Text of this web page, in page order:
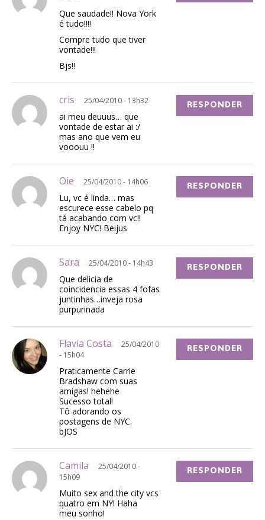
Que saudade!! Nova York
é tudo!!!!
Compre tudo que tiver
vontade!!!
Bjs!!
cris 25/04/2010 - 13h32
ai meu deuuus… que
vontade de estar ai :/
mas ano que vem eu
vooouu !!
RESPONDER
Oie 25/04/2010 - 14h06
Lu, vc é linda… mas
escurece esse cabelo pq
tá acabando com vc!!
Enjoy NYC! Beijus
RESPONDER
Sara 25/04/2010 - 14h43
Que delicia de
coincidencia essas 4 fofas
juntinhas…inveja rosa
purpurinada
RESPONDER
Flavia Costa
25/04/2010
- 15h04
Praticamente Carrie
Bradshaw com suas
amigas! hehehe
Sucesso total!
Tô adorando os
postagens de NYC.
bJOS
RESPONDER
Camila
25/04/2010 -
15h09
Muito sex and the city vcs
quatro em NY! Haha
meu sonho!
RESPONDER